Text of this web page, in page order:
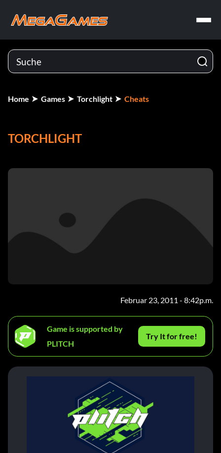
Home Games Torchlight Cheats
TORCHLIGHT
Februar 23, 2011 - 8:42p.m.
Game is supported by
PLITCH
Try It for free!